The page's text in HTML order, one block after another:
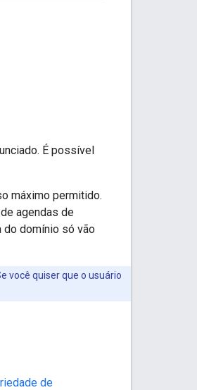
É possível
máximo permitido.
agendas de
do domínio só vão
você quiser que o usuário
de